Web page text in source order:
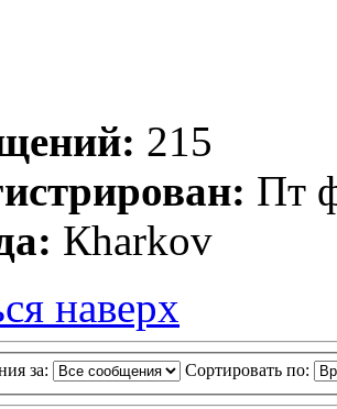
215
Пт
Кharkov
наверх
за: Сортировать по: